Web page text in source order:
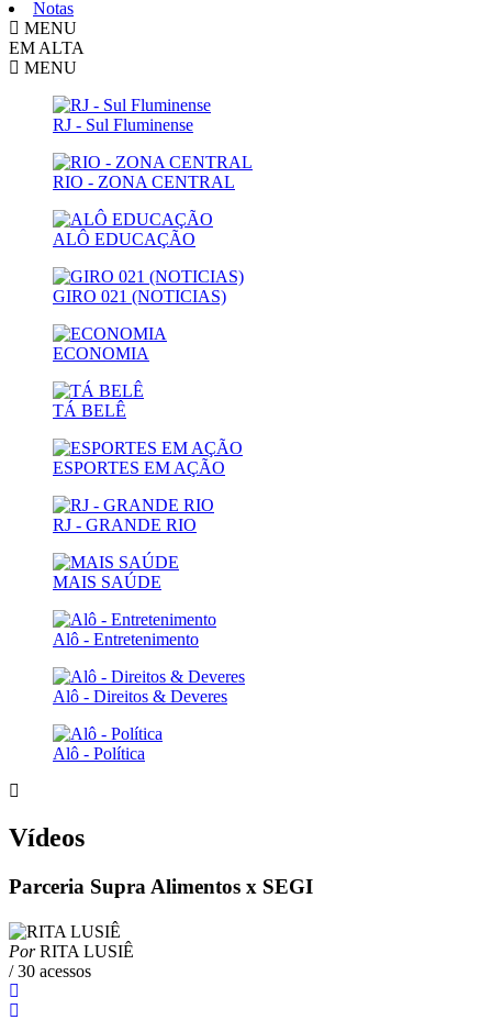
Notas
MENU
EM ALTA
MENU
RJ - Sul Fluminense
RIO - ZONA CENTRAL
ALÔ EDUCAÇÃO
GIRO 021 (NOTICIAS)
ECONOMIA
TÁ BELÊ
ESPORTES EM AÇÃO
RJ - GRANDE RIO
MAIS SAÚDE
Alô - Entretenimento
Alô - Direitos & Deveres
Alô - Política
Vídeos
Parceria Supra Alimentos x SEGI
PorRITA LUSIÊ
/ 30 acessos